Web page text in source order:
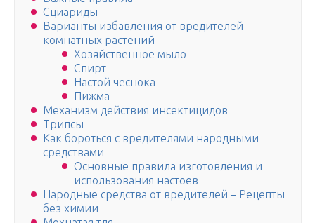
Сциариды
Варианты избавления от вредителей
комнатных растений
Хозяйственное мыло
Спирт
Настой чеснока
Пижма
Механизм действия инсектицидов
Трипсы
Как бороться с вредителями народными
средствами
Основные правила изготовления и
использования настоев
Народные средства от вредителей – Рецепты
без химии